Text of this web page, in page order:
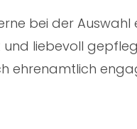
bei der Auswahl
und liebevoll
ehrenamtlich